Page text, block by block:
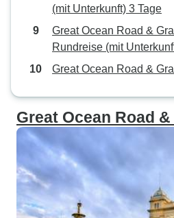
(mit Unterkunft) 3 Tage
Great Ocean Road &
Rundreise (mit
Great Ocean Road &
Great Ocean Road